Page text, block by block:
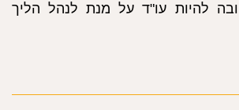
להיות עו"ד על מנת לנהל הליך